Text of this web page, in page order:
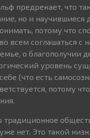
предрекает, что
но и научившиеся
потому что
всем соглашаться с
о благополучии
уровень
(что есть
потому
традиционное
нет. Это такой